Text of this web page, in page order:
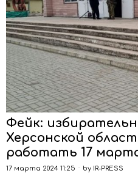
Фейк:
Херсонской
работать 17
17 марта 2024 11:25 by IR-PRESS